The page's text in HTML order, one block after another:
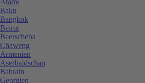
Baku
Bangkok
Beirut
Beerscheba
Chaweng
Armenien
Aserbaidschan
Bahrain
Georgien